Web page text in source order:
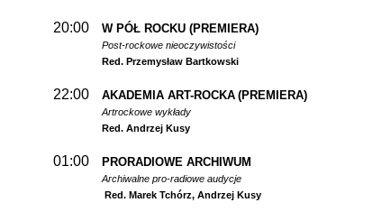
20:00 W PÓŁ ROCKU (PREMIERA)
Post-rockowe nieoczywistości
Red. Przemysław Bartkowski
22:00 AKADEMIA ART-ROCKA (PREMIERA)
Artrockowe wykłady
Red. Andrzej Kusy
01:00 PRORADIOWE ARCHIWUM
Archiwalne pro-radiowe audycje
Red. Marek Tchórz, Andrzej Kusy